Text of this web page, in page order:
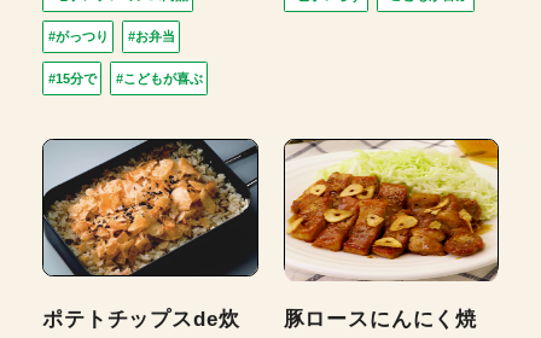
#がっつり #お弁当
#15分で #こどもが喜ぶ
ポテトチップスde炊
豚ロースにんにく焼